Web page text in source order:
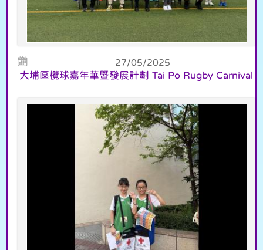
27/05/2025
大埔區欖球嘉年華暨發展計劃 Tai Po Rugby Carnival